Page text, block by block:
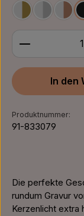
Weiß/Gold
Weiß/
Produkt
In den
Produktnummer:
91-833079
Die perfekte
rundum Gravur
Kerzenlicht extra